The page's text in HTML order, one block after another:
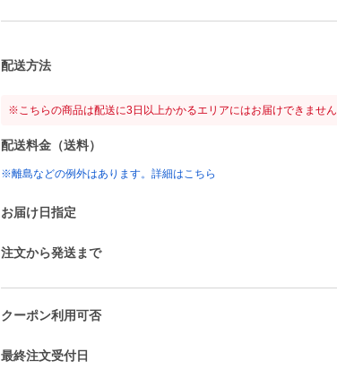
配送方法
※こちらの商品は配送に3日以上かかるエリアにはお届けできません
配送料金（送料）
※離島などの例外はあります。詳細はこちら
お届け日指定
注文から発送まで
クーポン利用可否
最終注文受付日